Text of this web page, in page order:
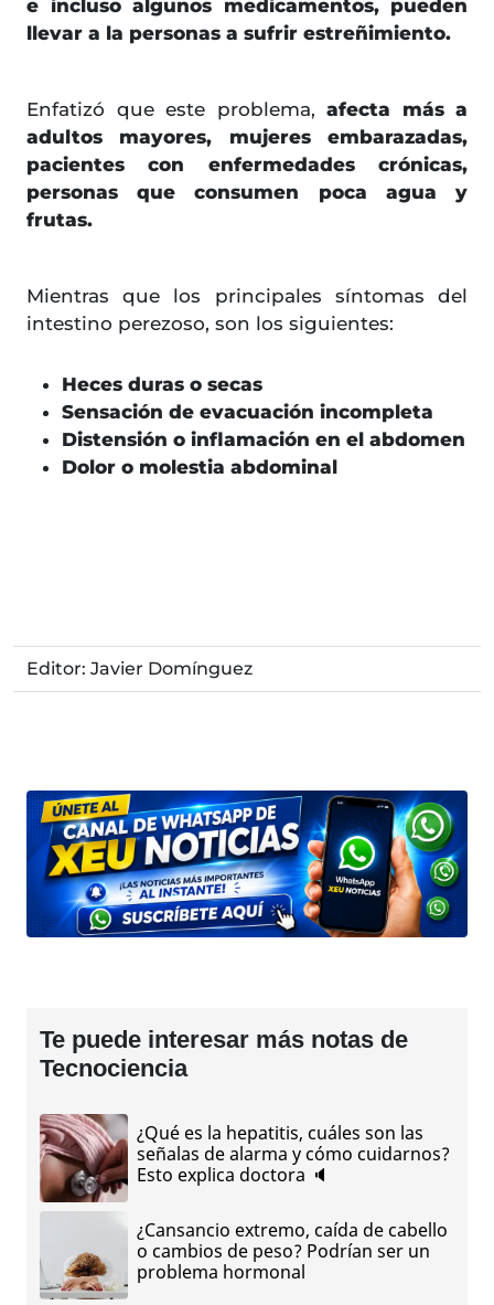
e incluso algunos medicamentos, pueden
llevar a la personas a sufrir estreñimiento.
Enfatizó que este problema, afecta más a
adultos mayores, mujeres embarazadas,
pacientes con enfermedades crónicas,
personas que consumen poca agua y
frutas.
Mientras que los principales síntomas del
intestino perezoso, son los siguientes:
Heces duras o secas
Sensación de evacuación incompleta
Distensión o inflamación en el abdomen
Dolor o molestia abdominal
Editor: Javier Domínguez
Te puede interesar más notas de
Tecnociencia
¿Qué es la hepatitis, cuáles son las
señalas de alarma y cómo cuidarnos?
Esto explica doctora 🔈
¿Cansancio extremo, caída de cabello
o cambios de peso? Podrían ser un
problema hormonal